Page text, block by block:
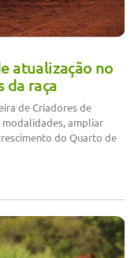
atualização no
da raça
de Criadores de
ampliar
do Quarto de